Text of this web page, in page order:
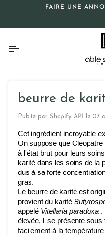
FAIRE UNE
beurre de
Publié par Shopify API le 07
Cet ingrédient incroyable
On suppose que
à l'état brut pour leurs
karité dans les soins de la
dus à sa forte
gras.
Le beurre de karité est
provient du karité
appelé Vitellaria paradoxa .
élevée, il se présente sous
facilement à la